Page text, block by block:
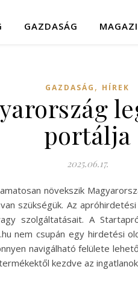
GAZDASÁG
GAZDASÁG , HÍREK
portálja
2025.06.17.
növekszik
szükségük. Az
szolgáltatásait. A
nem csupán egy hirdetési
navigálható felülete
kezdve az